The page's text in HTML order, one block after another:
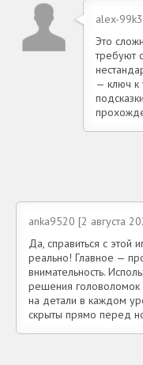
alex-
Это
требуют
— ключ к
anka9520 [2 августа
Да, справиться с этой
реально! Главное —
внимательность.
решения
на детали в каждом
скрыты прямо перед